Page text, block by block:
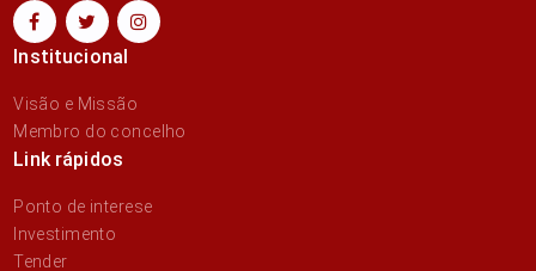
Institucional
Visão e Missão
Membro do concelho
Link rápidos
Ponto de interese
Investimento
Tender